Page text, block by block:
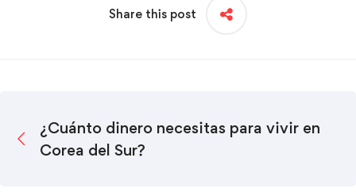
Share this post
¿Cuánto dinero necesitas para vivir en
Corea del Sur?